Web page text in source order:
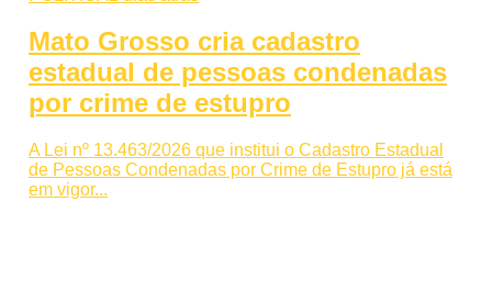
Mato Grosso cria cadastro
estadual de pessoas condenadas
por crime de estupro
A Lei nº 13.463/2026 que institui o Cadastro Estadual
de Pessoas Condenadas por Crime de Estupro já está
em vigor...